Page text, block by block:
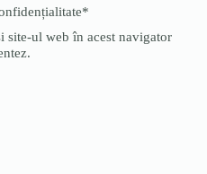
*
site-ul web în acest navigator